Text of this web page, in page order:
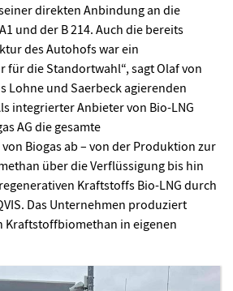
direkten Anbindung an die
und der B 214. Auch die bereits
des Autohofs war ein
für die Standortwahl“, sagt Olaf von
Lohne und Saerbeck agierenden
integrierter Anbieter von Bio-LNG
AG die gesamte
Biogas ab – von der Produktion zur
über die Verflüssigung bis hin
Kraftstoffs Bio-LNG durch
Das Unternehmen produziert
Kraftstoffbiomethan in eigenen